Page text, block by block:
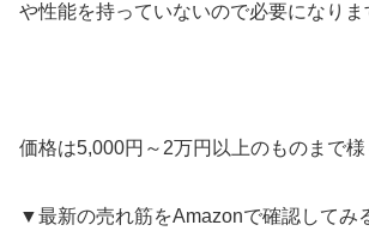
や性能を持っていないので必要になりま
価格は5,000円～2万円以上のものまで様
▼最新の売れ筋をAmazonで確認してみ